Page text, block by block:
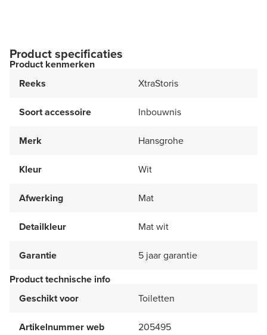
Product specificaties
Product kenmerken
Reeks
XtraStoris
Soort accessoire Inbouwnis
Merk Hansgrohe
Kleur Wit
Afwerking Mat
Detailkleur Mat wit
Garantie
5 jaar garantie
Product technische info
Geschikt voor
Toiletten
Artikelnummer web 205495